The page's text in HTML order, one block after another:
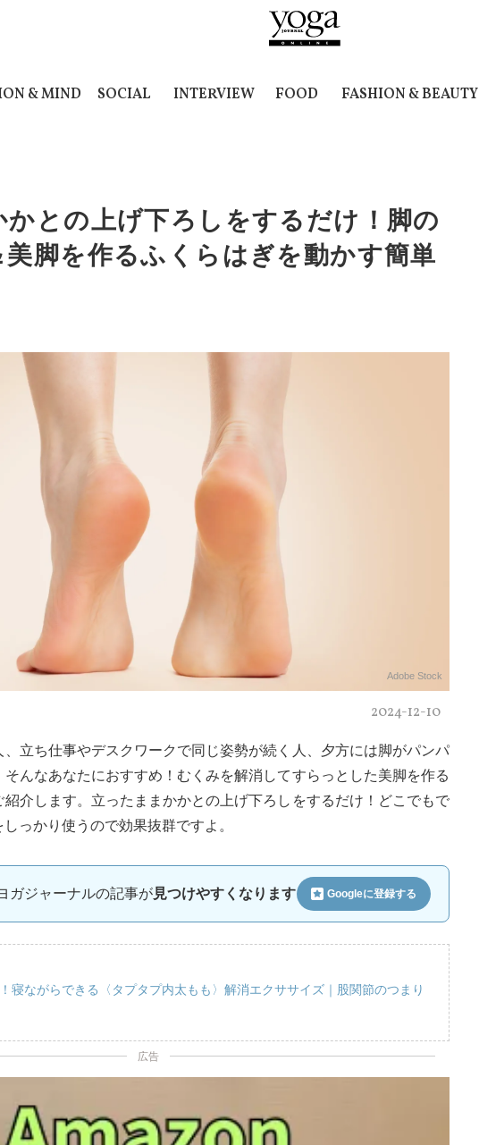
& MIND SOCIAL INTERVIEW FOOD FASHION & BEAUTY
との上げ下ろしをするだけ！脚の
脚を作るふくらはぎを動かす簡単
Adobe Stock
2024-12-10
立ち仕事やデスクワークで同じ姿勢が続く人、夕方には脚がパンパ
んなあなたにおすすめ！むくみを解消してすらっとした美脚を作る
介します。立ったままかかとの上げ下ろしをするだけ！どこでもで
っかり使うので効果抜群ですよ。
ガジャーナルの記事が見つけやすくなります Googleに登録する
寝ながらできる〈タプタプ内太もも〉解消エクササイズ｜股関節のつまり
広告